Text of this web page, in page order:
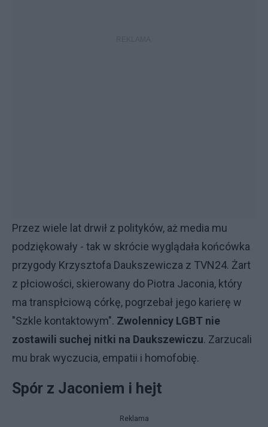
Przez wiele lat drwił z polityków, aż media mu
podziękowały - tak w skrócie wyglądała końcówka
przygody Krzysztofa Daukszewicza z TVN24. Żart
z płciowości, skierowany do Piotra Jaconia, który
ma transpłciową córkę, pogrzebał jego karierę w
"Szkle kontaktowym". Zwolennicy LGBT nie
zostawili suchej nitki na Daukszewiczu. Zarzucali
mu brak wyczucia, empatii i homofobię.
Spór z Jaconiem i hejt
Reklama